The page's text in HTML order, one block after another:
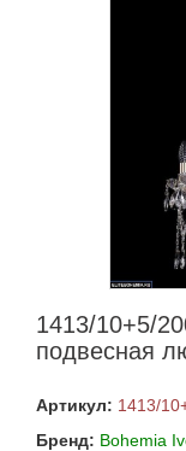
1413/10+5/
подвесная
Артикул: 1413/
Бренд: Bohemia